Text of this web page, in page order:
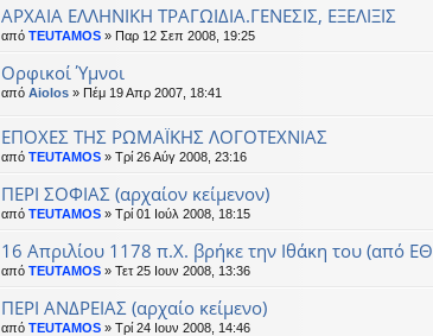
ΑΡΧΑΙΑ ΕΛΛΗΝΙΚΗ ΤΡΑΓΩΙΔΙΑ.ΓΕΝΕΣΙΣ, ΕΞΕΛΙΞΙΣ
από TEUTAMOS » Παρ 12 Σεπ 2008, 19:25
Ορφικοί Ύμνοι
από Aiolos » Πέμ 19 Απρ 2007, 18:41
ΕΠΟΧΕΣ ΤΗΣ ΡΩΜΑΪΚΗΣ ΛΟΓΟΤΕΧΝΙΑΣ
από TEUTAMOS » Τρί 26 Αύγ 2008, 23:16
ΠΕΡΙ ΣΟΦΙΑΣ (αρχαίον κείμενον)
από TEUTAMOS » Τρί 01 Ιούλ 2008, 18:15
16 Απριλίου 1178 π.Χ. βρήκε την Ιθάκη του (από
από TEUTAMOS » Τετ 25 Ιουν 2008, 13:36
ΠΕΡΙ ΑΝΔΡΕΙΑΣ (αρχαίο κείμενο)
από TEUTAMOS » Τρί 24 Ιουν 2008, 14:46